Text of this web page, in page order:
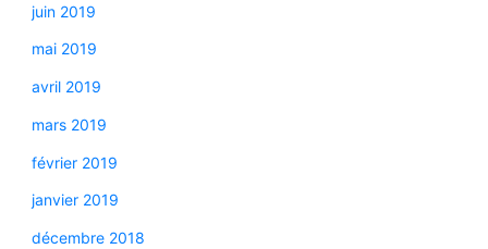
juin 2019
mai 2019
avril 2019
mars 2019
février 2019
janvier 2019
décembre 2018